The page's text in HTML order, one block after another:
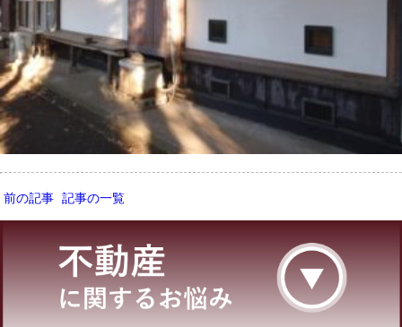
前の記事 記事の一覧